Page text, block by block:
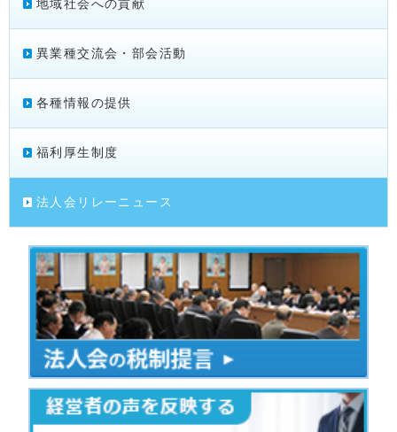
地域社会への貢献
異業種交流会・部会活動
各種情報の提供
福利厚生制度
法人会リレーニュース